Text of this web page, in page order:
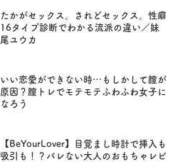
たかがセックス。されどセックス。性癖
16タイプ診断でわかる流派の違い／妹
尾ユウカ
いい恋愛ができない時…もしかして膣が
原因？膣トレでモテモテふわふわ女子に
なろう
【BeYourLover】目覚まし時計で挿入も
吸引も！？バレない大人のおもちゃレビ